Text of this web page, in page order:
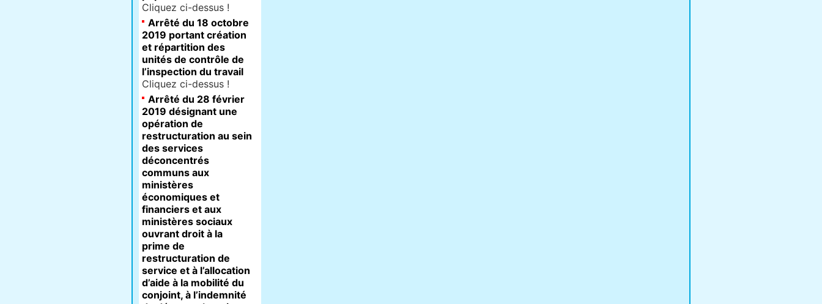
Cliquez ci-dessus !
Arrêté du 18 octobre
2019 portant création
et répartition des
unités de contrôle de
l’inspection du travail
Cliquez ci-dessus !
Arrêté du 28 février
2019 désignant une
opération de
restructuration au sein
des services
déconcentrés
communs aux
ministères
économiques et
financiers et aux
ministères sociaux
ouvrant droit à la
prime de
restructuration de
service et à l’allocation
d’aide à la mobilité du
conjoint, à l’indemnité